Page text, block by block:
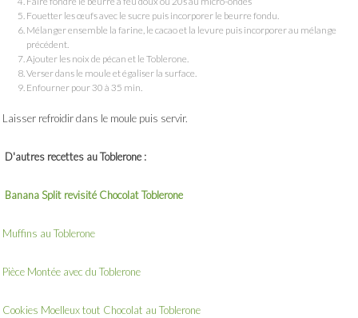
Fouetter les œufs avec le sucre puis incorporer le beurre fondu.
Mélanger ensemble la farine, le cacao et la levure puis incorporer au mélange
précédent.
Ajouter les noix de pécan et le Toblerone.
Verser dans le moule et égaliser la surface.
Enfourner pour 30 à 35 min.
Laisser refroidir dans le moule puis servir.
D'autres recettes au Toblerone :
Banana Split revisité Chocolat Toblerone
Muffins au Toblerone
Pièce Montée avec du Toblerone
Cookies Moelleux tout Chocolat au Toblerone